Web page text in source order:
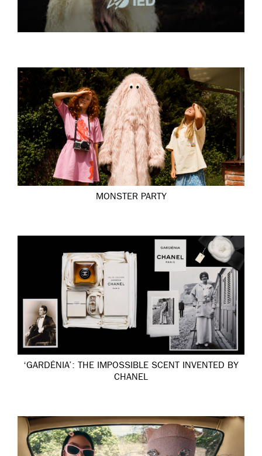
MONSTER PARTY
‘GARDÉNIA’: THE IMPOSSIBLE SCENT INVENTED BY
CHANEL